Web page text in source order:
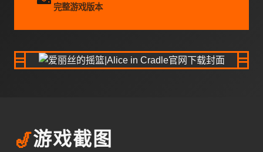
完整游戏版本
🎷游戏截图